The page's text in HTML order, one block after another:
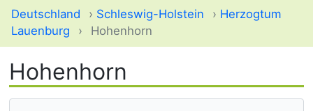
Deutschland › Schleswig-Holstein › Herzogtum
Lauenburg
› Hohenhorn
Hohenhorn